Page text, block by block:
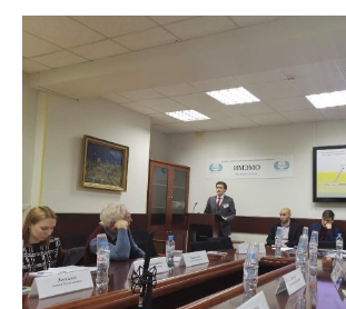
Научная жизнь
Издания
Проблемы прогнозирования
О журнале
Номера журналов